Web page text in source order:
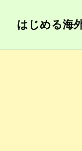
はじめる海